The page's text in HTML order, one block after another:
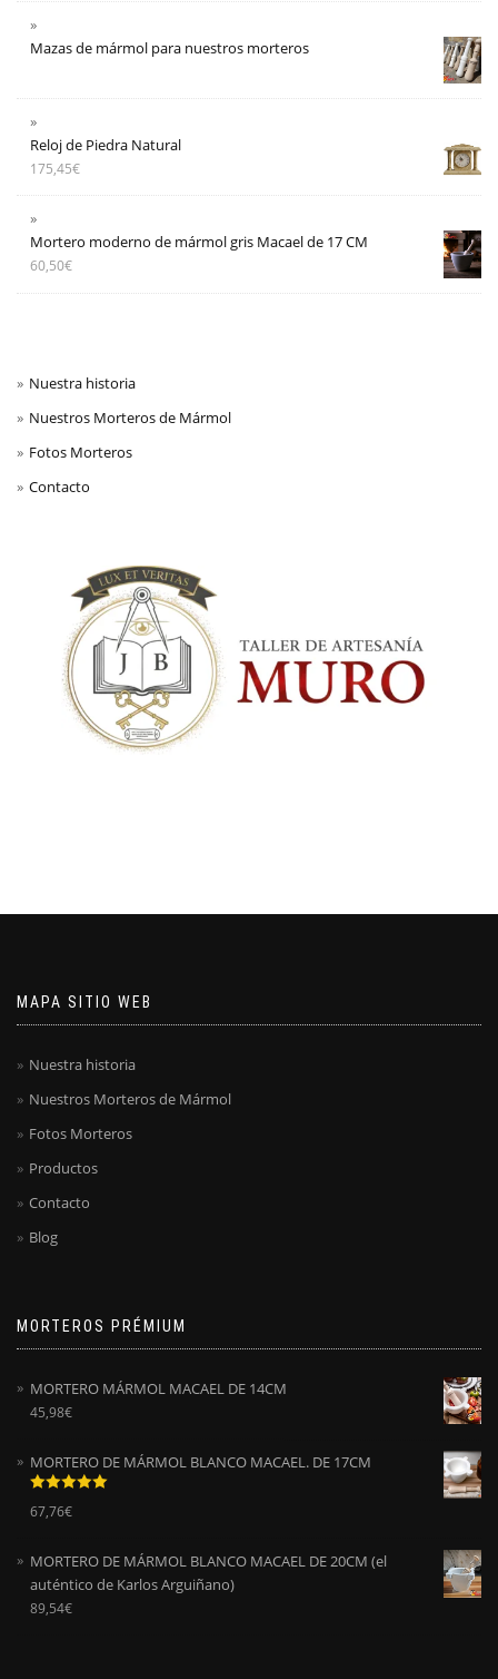
Mazas de mármol para nuestros morteros
Reloj de Piedra Natural
175,45€
Mortero moderno de mármol gris Macael de 17 CM
60,50€
Nuestra historia
Nuestros Morteros de Mármol
Fotos Morteros
Contacto
MAPA SITIO WEB
Nuestra historia
Nuestros Morteros de Mármol
Fotos Morteros
Productos
Contacto
Blog
MORTEROS PRÉMIUM
MORTERO MÁRMOL MACAEL DE 14CM
45,98€
MORTERO DE MÁRMOL BLANCO MACAEL. DE 17CM
Valorado
con5.00
67,76€
MORTERO DE MÁRMOL BLANCO MACAEL DE 20CM (el
auténtico de Karlos Arguiñano)
89,54€